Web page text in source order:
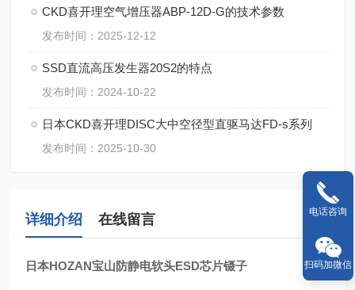
CKD喜开理空气增压器ABP-12D-G的技术参数
发布时间：2025-12-12
SSD直流高压发生器20S2的特点
发布时间：2024-10-22
日本CKD喜开理DISC大中空径型直驱马达FD-s系列
发布时间：2025-10-30
详细介绍 在线留言
日本HOZAN宝山防静电软头ESD芯片镊子
电话咨询
扫码加微信